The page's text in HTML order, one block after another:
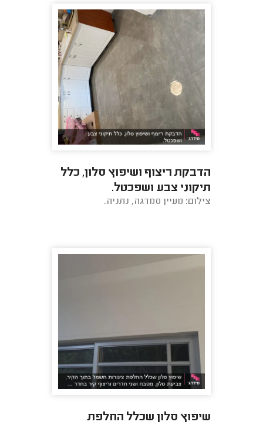
הדבקת ריצוף ושיפוץ סלון, כלל
תיקוני צבע ושפכטל.
צילום: מעיין סמדגה, נתניה.
שיפוץ סלון שכלל החלפת